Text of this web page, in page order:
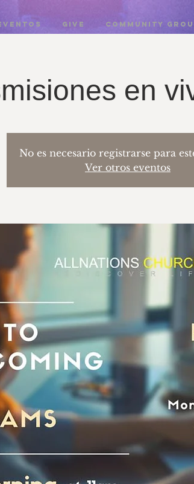
GIVE COMMUNITY
en
No es necesario registrarse para
Ver otros eventos